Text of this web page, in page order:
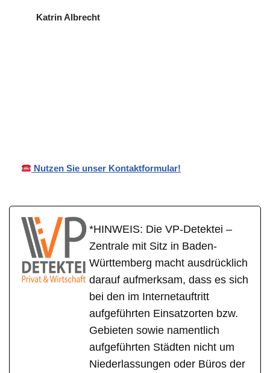
Katrin Albrecht
Nutzen Sie unser Kontaktformular!
*HINWEIS: Die VP-Detektei –
Zentrale mit Sitz in Baden-
Württemberg macht ausdrücklich
darauf aufmerksam, dass es sich
bei den im Internetauftritt
aufgeführten Einsatzorten bzw.
Gebieten sowie namentlich
aufgeführten Städten nicht um
Niederlassungen oder Büros der